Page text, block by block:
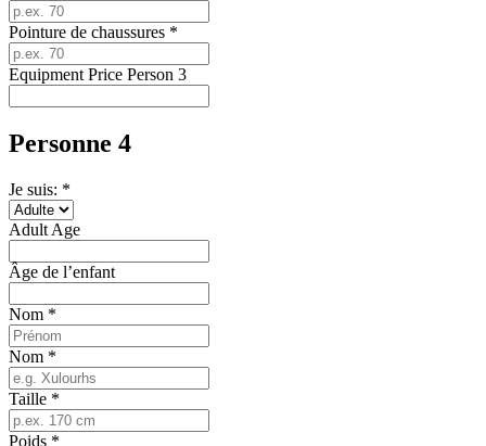
Pointure de chaussures *
Equipment Price Person 3
Personne 4
Je suis: *
Adult Age
Âge de l’enfant
Nom *
Nom *
Taille *
Poids *